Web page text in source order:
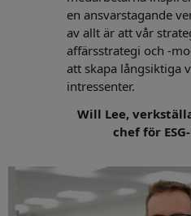
en ansvarstagande
av allt är att vår
affärsstrategi och -
att skapa långsiktiga
intressenter.
Will Lee,
chef för